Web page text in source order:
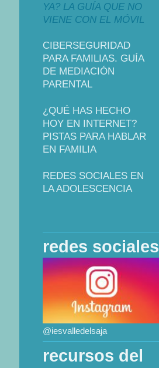
YA? LA GUÍA QUE NO
VIENE CON EL MÓVIL
CIBERSEGURIDAD
PARA FAMILIAS. GUÍA
DE MEDIACIÓN
PARENTAL
¿QUÉ HAS HECHO
HOY EN INTERNET?
PISTAS PARA HABLAR
EN FAMILIA
REDES SOCIALES EN
LA ADOLESCENCIA
redes sociales
@iesvalledelsaja
recursos del